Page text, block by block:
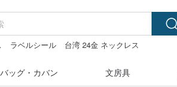
ラベルシール
台湾 24金 ネックレス
バッグ・カバン 文房具